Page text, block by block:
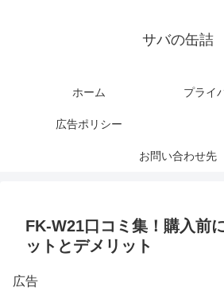
サバの缶詰
ホーム プライ
広告ポリシー
お問い合わせ先
FK-W21口コミ集！購入前
ットとデメリット
広告